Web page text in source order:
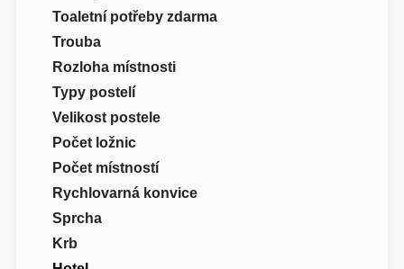
Toaletní potřeby zdarma
Trouba
Rozloha místnosti
Typy postelí
Velikost postele
Počet ložnic
Počet místností
Rychlovarná konvice
Sprcha
Krb